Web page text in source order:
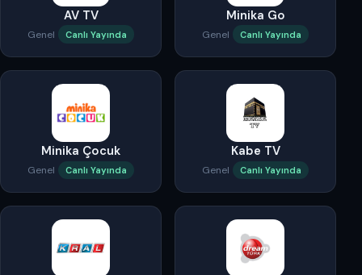
AV TV
Genel Canlı Yayında
Minika Go
Genel Canlı Yayında
Minika Çocuk
Genel Canlı Yayında
Kabe TV
Genel Canlı Yayında